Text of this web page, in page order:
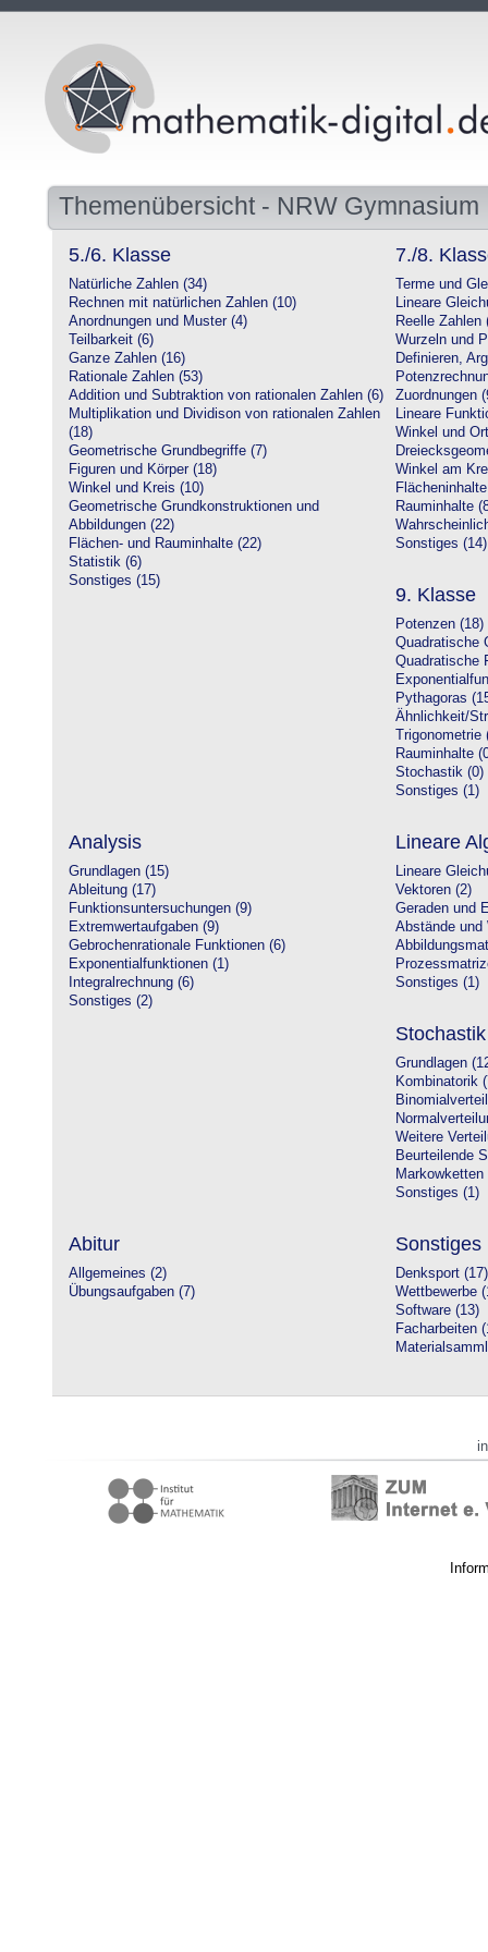
Themenübersicht - NRW Gymnasium
5./6. Klasse
Natürliche Zahlen (34)
Rechnen mit natürlichen Zahlen (10)
Anordnungen und Muster (4)
Teilbarkeit (6)
Ganze Zahlen (16)
Rationale Zahlen (53)
Addition und Subtraktion von rationalen Zahlen (6)
Multiplikation und Dividison von rationalen Zahlen
(18)
Geometrische Grundbegriffe (7)
Figuren und Körper (18)
Winkel und Kreis (10)
Geometrische Grundkonstruktionen und
Abbildungen (22)
Flächen- und Rauminhalte (22)
Statistik (6)
Sonstiges (15)
7./8.
Terme und
Lineare
Reelle Zahlen
Wurzeln und
Definieren,
Zuordnungen
Lineare
Winkel und
Winkel am
Rauminhalte
Sonstiges (14)
9. Klasse
Potenzen (18)
Quadratische
Quadratische
Pythagoras
Ähnlichkeit/
Trigonometrie
Rauminhalte
Stochastik (0)
Sonstiges (1)
Analysis
Grundlagen (15)
Ableitung (17)
Funktionsuntersuchungen (9)
Extremwertaufgaben (9)
Gebrochenrationale Funktionen (6)
Exponentialfunktionen (1)
Integralrechnung (6)
Sonstiges (2)
Lineare
Lineare
Vektoren (2)
Geraden und
Abstände und
Sonstiges (1)
Stochastik
Grundlagen
Kombinatorik
Weitere
Beurteilende
Markowketten
Sonstiges (1)
Abitur
Allgemeines (2)
Übungsaufgaben (7)
Sonstiges
Denksport (17)
Wettbewerbe
Software (13)
Facharbeiten